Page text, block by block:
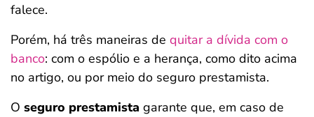
falece.
Porém, há três maneiras de quitar a dívida com o
banco: com o espólio e a herança, como dito acima
no artigo, ou por meio do seguro prestamista.
O seguro prestamista garante que, em caso de